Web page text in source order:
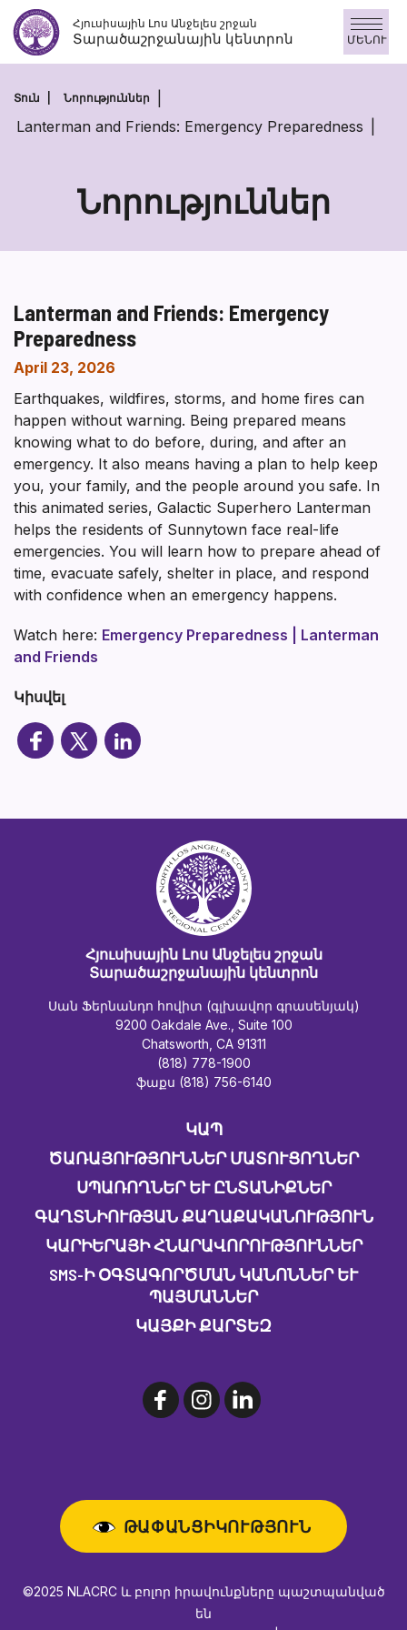
Անցնել
բովանդակությանըՀյուսիսային Լոս Անջելես շրջան
Տարածաշրջանային կենտրոն ՄԵՆՈՒ
Տուն Նորություններ
Lanterman and Friends: Emergency Preparedness
Նորություններ
Lanterman and Friends: Emergency
Preparedness
April 23, 2026
Earthquakes, wildfires, storms, and home fires can
happen without warning. Being prepared means
knowing what to do before, during, and after an
emergency. It also means having a plan to help keep
you, your family, and the people around you safe. In
this animated series, Galactic Superhero Lanterman
helps the residents of Sunnytown face real-life
emergencies. You will learn how to prepare ahead of
time, evacuate safely, shelter in place, and respond
with confidence when an emergency happens.
Watch here: Emergency Preparedness | Lanterman
and Friends
Կիսվել
Հյուսիսային Լոս Անջելես շրջան
Տարածաշրջանային կենտրոն
Սան Ֆերնանդո հովիտ (գլխավոր գրասենյակ)
9200 Oakdale Ave., Suite 100
Chatsworth, CA 91311
(818) 778-1900
ֆաքս (818) 756-6140
ԿԱՊ
ԾԱՌԱՅՈՒԹՅՈՒՆՆԵՐ ՄԱՏՈՒՑՈՂՆԵՐ
ՍՊԱՌՈՂՆԵՐ ԵՒ ԸՆՏԱՆԻՔՆԵՐ
ԳԱՂՏՆԻՈՒԹՅԱՆ ՔԱՂԱՔԱԿԱՆՈՒԹՅՈՒՆ
ԿԱՐԻԵՐԱՅԻ ՀՆԱՐԱՎՈՐՈՒԹՅՈՒՆՆԵՐ
SMS-Ի ՕԳՏԱԳՈՐԾՄԱՆ ԿԱՆՈՆՆԵՐ ԵՒ Պ
ԱՅՄԱՆՆԵՐ
ԿԱՅՔԻ ՔԱՐՏԵԶ
ԹԱՓԱՆՑԻԿՈՒԹՅՈՒՆ
©2025 NLACRC և բոլոր իրավունքները պաշտպանված
են